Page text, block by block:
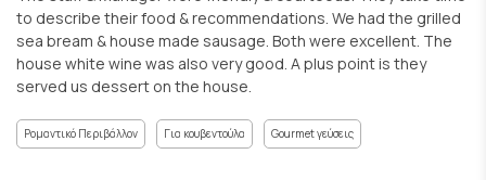
to describe their food & recommendations. We had the grilled
sea bream & house made sausage. Both were excellent. The
house white wine was also very good. A plus point is they
served us dessert on the house.
Ρομαντικό Περιβάλλον Για κουβεντούλα Gourmet γεύσεις